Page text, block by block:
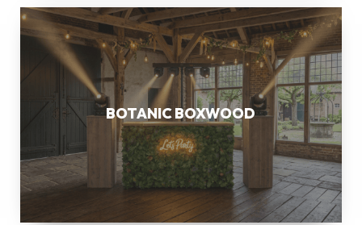
BOTANIC BOXWOOD
BOTANIC
BOXWOOD